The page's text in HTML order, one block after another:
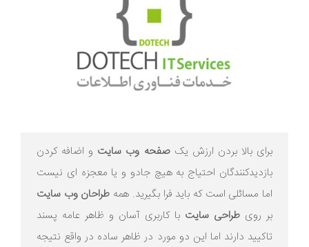
برای بالا بردن ارزش یکصفحه وب سایت و اضافه کردن
بازدیدکنندگان احتیاج به هیچ جادو و یا معجزه ای نیست
اما مسائلی است که باید فرا بگیرید. همه طراحان وب سایت
بر رویطراحی سایت با کاربری آسان و ظاهر عامه پسند
تاکیید دارند اما این دو مورد در ظاهر ساده در واقع نتیجه